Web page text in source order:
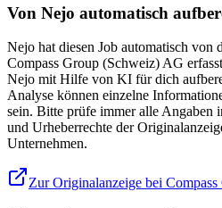
Von Nejo automatisch
Nejo hat diesen Job automatisch von
Compass Group (Schweiz) AG
Nejo mit Hilfe von KI für dich
Analyse können einzelne
sein. Bitte prüfe immer alle Angaben
und Urheberrechte der
Unternehmen.
Zur Originalanzeige bei